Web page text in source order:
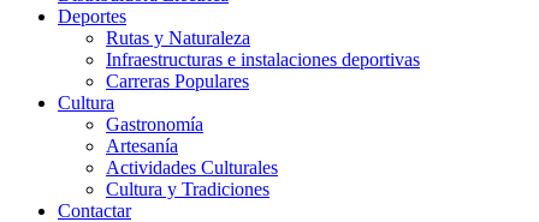
Deportes
Rutas y Naturaleza
Infraestructuras e instalaciones deportivas
Carreras Populares
Cultura
Gastronomía
Artesanía
Actividades Culturales
Cultura y Tradiciones
Contactar